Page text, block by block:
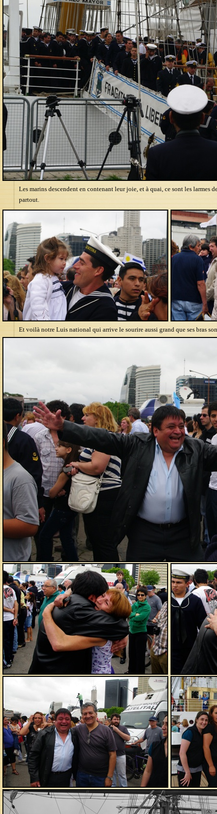
Les marins descendent en contenant leur joie, et à quai, ce sont les larmes
partout.
Et voilà notre Luis national qui arrive le sourire aussi grand que ses bras